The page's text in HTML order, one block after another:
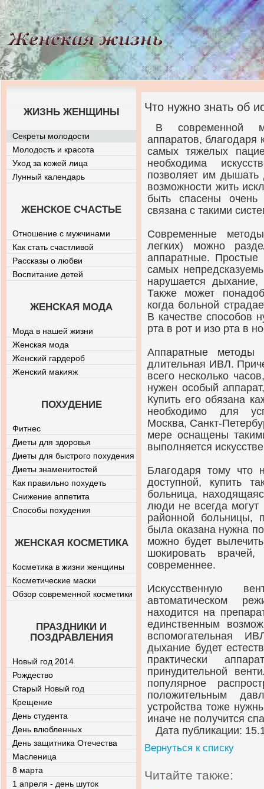
Что нужно знать об
В современной
аппаратов,
самых тяжелых
необходима
позволяет им дышать
возможности жить
быть спасены
связана с такими
Современные
легких) можно
аппаратные. Простые
самых
нарушается
Также может
когда больной
В качестве способов
рта в рот и изо рта в
Аппаратные методы
длительная ИВЛ.
всего несколько
нужен особый
Купить его обязана
необходимо для
Москва, Санкт-
мере оснащены
выполняется
Благодаря тому что
доступной, купить
больница,
люди не всегда могут
районной больницы,
была оказана нужна
можно будет
шокировать
современнее.
Искусственную
автоматическом
находится на
единственным
вспомогательная
дыхание будет
практически
принудительной
популярное
положительным
устройства тоже
иначе не получится
Дата публикации:
Вернуться к списку
Читайте также:
ЖИЗНЬ ЖЕНЩИНЫ
Секреты молодости
Молодость и красота
Уход за кожей лица
Лунный календарь
ЖЕНСКОЕ СЧАСТЬЕ
Отношение с мужчинами
Как стать счастливой
Рассказы о любви
Воспитание детей
ЖЕНСКАЯ МОДА
Мода в нашей жизни
Женская мода
Женский гардероб
Женский макияж
ПОХУДЕНИЕ
Фитнес
Диеты для здоровья
Диеты для быстрого похудения
Диеты знаменитостей
Как правильно похудеть
Снижение аппетита
Способы похудения
ЖЕНСКАЯ КОСМЕТИКА
Косметика в жизни женщины
Косметические маски
Обзор современной косметики
ПРАЗДНИКИ И
ПОЗДРАВЛЕНИЯ
Новый год 2014
Рождество
Старый Новый год
Крещение
День студента
День влюбленных
День защитника Отечества
Масленица
8 марта
1 апреля - день шуток